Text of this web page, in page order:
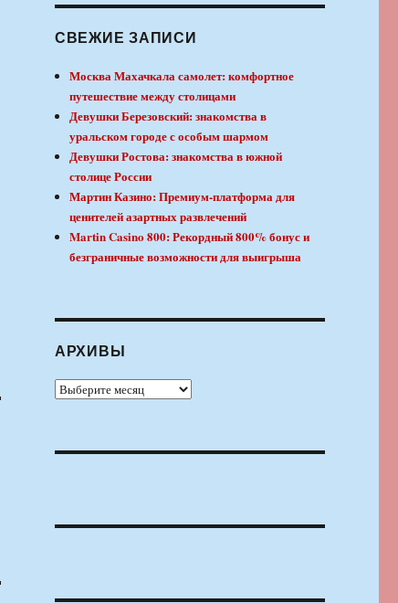
СВЕЖИЕ ЗАПИСИ
Москва Махачкала самолет: комфортное
путешествие между столицами
Девушки Березовский: знакомства в
уральском городе с особым шармом
Девушки Ростова: знакомства в южной
столице России
Мартин Казино: Премиум-платформа для
ценителей азартных развлечений
Martin Casino 800: Рекордный 800% бонус и
безграничные возможности для выигрыша
АРХИВЫ
Архивы